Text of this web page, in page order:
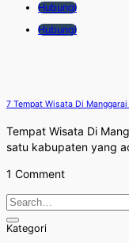
Hubungi
Hubungi
7 Tempat Wisata Di
Tempat Wisata Di
satu kabupaten yang
1 Comment
Kategori